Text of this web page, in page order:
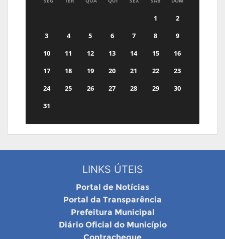
1
2
3
4 5 6 7 8
9
10
11 12 13 14 15
16
17
18 19 20 21 22
23
24
25 26 27 28 29
30
31
LINKS ÚTEIS
Portal de Notícias
Portal da Transparência
Prefeitura Municipal
Diário Oficial do Município